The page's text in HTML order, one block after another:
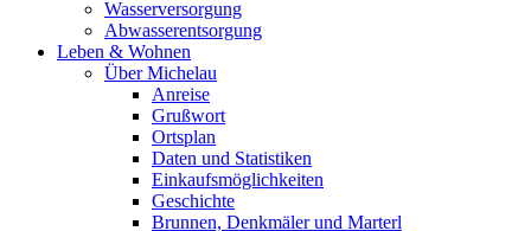
Wasserversorgung
Abwasserentsorgung
Leben & Wohnen
Über Michelau
Anreise
Grußwort
Ortsplan
Daten und Statistiken
Einkaufsmöglichkeiten
Geschichte
Brunnen, Denkmäler und Marterl